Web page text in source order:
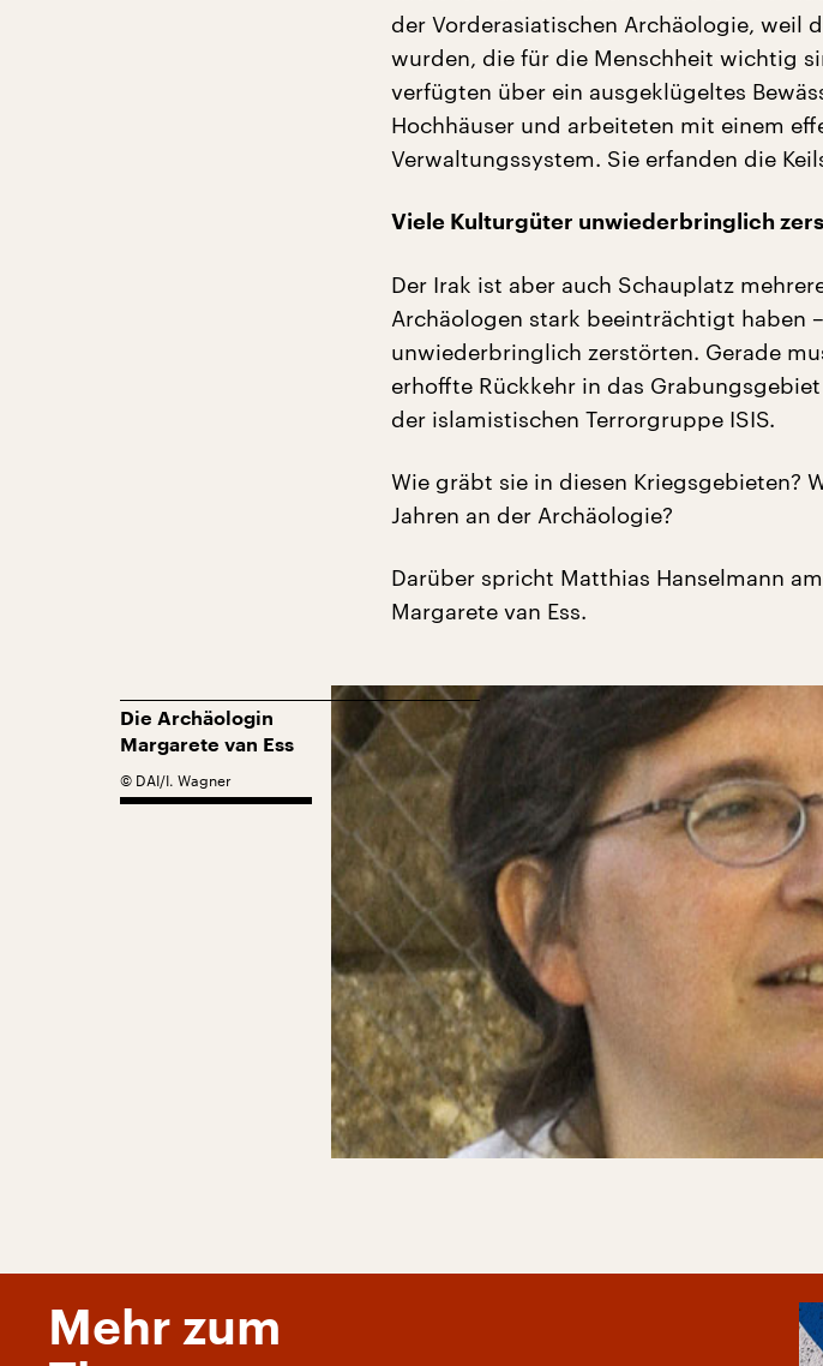
der Vorderasiatischen Archäologie, weil
wurden, die für die Menschheit wichtig
verfügten über ein ausgeklügeltes
Hochhäuser und arbeiteten mit einem
Verwaltungssystem. Sie erfanden die
Viele Kulturgüter unwiederbringlich
Der Irak ist aber auch Schauplatz
Archäologen stark beeinträchtigt haben
unwiederbringlich zerstörten. Gerade
erhoffte Rückkehr in das
der islamistischen Terrorgruppe ISIS.
Wie gräbt sie in diesen Kriegsgebieten?
Jahren an der Archäologie?
Darüber spricht Matthias Hanselmann
Margarete van Ess.
Die Archäologin
Margarete van Ess
© DAI/I. Wagner
Mehr zum